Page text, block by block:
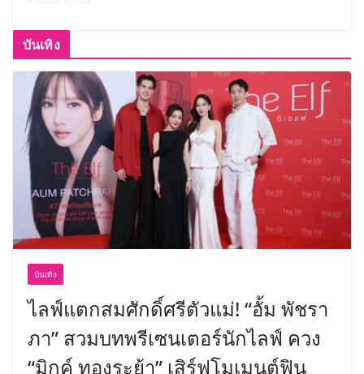
บันเทิง
บันเทิง
ไลฟ์แตกสมศักดิ์ศรีตัวแม่! “อั้ม พัชรา
ภา” สวมบทพรีเซนเตอร์นักไลฟ์ ควง
“มิกค์ ทองระย้า” เสิร์ฟโมเมนต์ฟิน